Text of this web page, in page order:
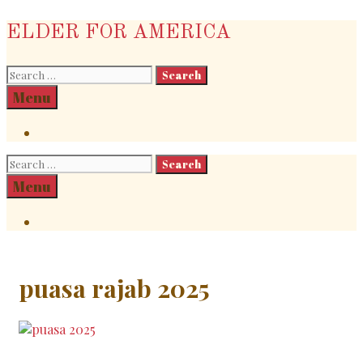
Skip
content
ELDER FOR AMERICA
Search
for:
Search
Menu
Search
for:
Search
Menu
puasa rajab 2025